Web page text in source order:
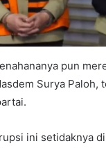
pun
Surya
ini setidaknya